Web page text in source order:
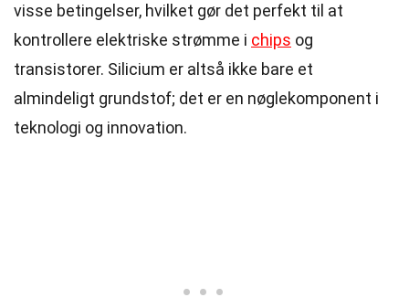
visse betingelser, hvilket gør det perfekt til at
kontrollere elektriske strømme i chips og
transistorer. Silicium er altså ikke bare et
almindeligt grundstof; det er en nøglekomponent i
teknologi og innovation.